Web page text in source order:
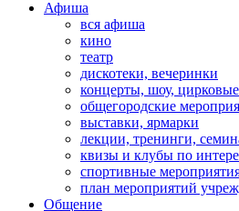
Афиша
вся афиша
кино
театр
дискотеки, вечеринки
концерты, шоу,
общегородские
выставки, ярмарки
лекции, тренинги,
квизы и клубы по
спортивные
план мероприятий
Общение